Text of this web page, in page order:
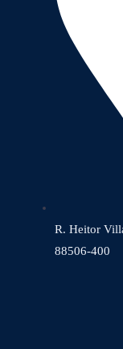
R. Heitor
88506-400